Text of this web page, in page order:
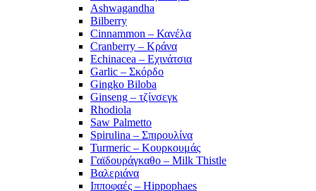
Ashwagandha
Bilberry
Cinnammon – Κανέλα
Cranberry – Κράνα
Echinacea – Εχινάτσια
Garlic – Σκόρδο
Gingko Biloba
Ginseng – τζίνσεγκ
Rhodiola
Saw Palmetto
Spirulina – Σπιρουλίνα
Turmeric – Κουρκουμάς
Γαϊδουράγκαθο – Milk Thistle
Βαλεριάνα
Ιπποφαές – Hippophaes